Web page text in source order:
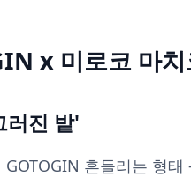
x 미로코 마
러진 밭'
GOTOGIN 흔들리는 형